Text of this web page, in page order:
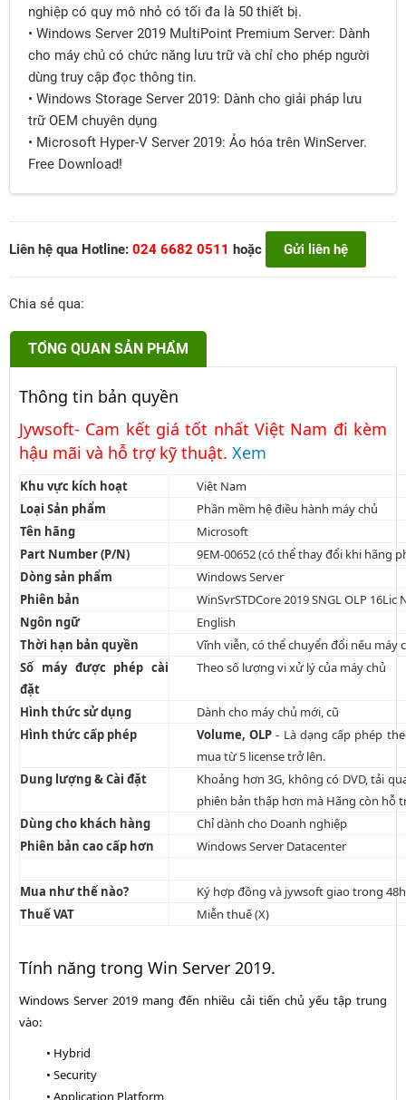
nghiệp có quy mô nhỏ có tối đa là 50 thiết bị.
• Windows Server 2019 MultiPoint Premium Server: Dành
cho máy chủ có chức năng lưu trữ và chỉ cho phép người
dùng truy cập đọc thông tin.
• Windows Storage Server 2019: Dành cho giải pháp lưu
trữ OEM chuyên dụng
• Microsoft Hyper-V Server 2019: Ảo hóa trên WinServer.
Free Download!
Liên hệ qua Hotline: 024 6682 0511 hoặc Gửi liên hệ
Chia sẻ qua:
TỔNG QUAN SẢN PHẨM
Thông tin bản quyền
Jywsoft- Cam kết giá tốt nhất Việt Nam đi kèm
hậu mãi và hỗ trợ kỹ thuật. Xem
Khu vực kích hoạt
Việt Nam
Loại Sản phẩm
Phần mềm hệ điều hành máy chủ
Tên hãng
Microsoft
Part Number (P/N)
9EM-00652 (có thể thay đổi khi hãng
Dòng sản phẩm
Windows Server
Phiên bản
WinSvrSTDCore 2019 SNGL OLP 16Lic
Ngôn ngữ
English
Thời hạn bản quyền
Vĩnh viễn, có thể chuyển đổi nếu máy
Số máy được phép cài
đặt
Theo số lượng vi xử lý của máy chủ
Hình thức sử dụng
Dành cho máy chủ mới, cũ
Hình thức cấp phép
Volume, OLP - Là dạng cấp phép
mua từ 5 license trở lên.
Dung lượng & Cài đặt
Khoảng hơn 3G, không có DVD, tải
phiên bản thấp hơn mà Hãng còn hỗ
Dùng cho khách hàng
Chỉ dành cho Doanh nghiệp
Phiên bản cao cấp hơn
Windows Server Datacenter
Mua như thế nào?
Ký hợp đồng và jywsoft giao trong
Thuế VAT
Miễn thuế (X)
Tính năng trong Win Server 2019.
Windows Server 2019 mang đến nhiều cải tiến chủ yếu tập trung
vào:
• Hybrid
• Security
• Application Platform